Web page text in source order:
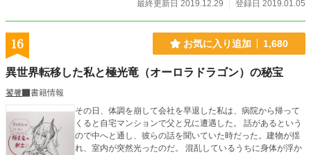
『地の文』がないと読者に伝わりにくい『性描写』を『セリフのみ』で様々な形
の表現に挑戦した作品です。法律・条文、社会的問題を確認し、『文芸書籍』で
あれば成人指定を受けずに販路に頒布できる範囲にとどめて公開しています。女
性を幸せにする形で、社会規範に準じたハッピーエンドを描いて完結させまし
た。
最終更新日 2019.12.29 登録日 2019.01.05
16 お気に入り追加 1,680
異世界転移した私と極光竜（オーロラドラゴン）の秘宝
饕餮
書籍情報
その日、体調を崩して会社を早退した私は、病院から帰って
くると自宅マンションで父と兄に遭遇した。 話があるという
ので中へと通し、彼らの話を聞いていた時だった。建物が揺
れ、室内が突然光ったのだ。 混乱しているうちに身体が浮か